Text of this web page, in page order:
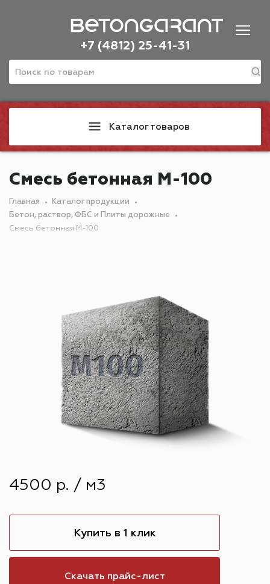
+7 (4812) 25-41-31
Каталог товаров
Смесь бетонная М-100
Главная
Каталог продукции
Бетон, раствор, ФБС и Плиты дорожные
Смесь бетонная М-100
4500 р. / м3
Купить в 1 клик
Скачать прайс-лист